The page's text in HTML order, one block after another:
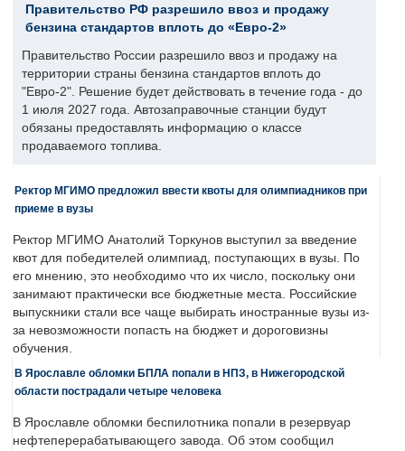
Правительство РФ разрешило ввоз и продажу
бензина стандартов вплоть до «Евро-2»
Правительство России разрешило ввоз и продажу на
территории страны бензина стандартов вплоть до
"Евро-2". Решение будет действовать в течение года - до
1 июля 2027 года. Автозаправочные станции будут
обязаны предоставлять информацию о классе
продаваемого топлива.
Ректор МГИМО предложил ввести квоты для олимпиадников при
приеме в вузы
Ректор МГИМО Анатолий Торкунов выступил за введение
квот для победителей олимпиад, поступающих в вузы. По
его мнению, это необходимо что их число, поскольку они
занимают практически все бюджетные места. Российские
выпускники стали все чаще выбирать иностранные вузы из-
за невозможности попасть на бюджет и дороговизны
обучения.
В Ярославле обломки БПЛА попали в НПЗ, в Нижегородской
области пострадали четыре человека
В Ярославле обломки беспилотника попали в резервуар
нефтеперерабатывающего завода. Об этом сообщил